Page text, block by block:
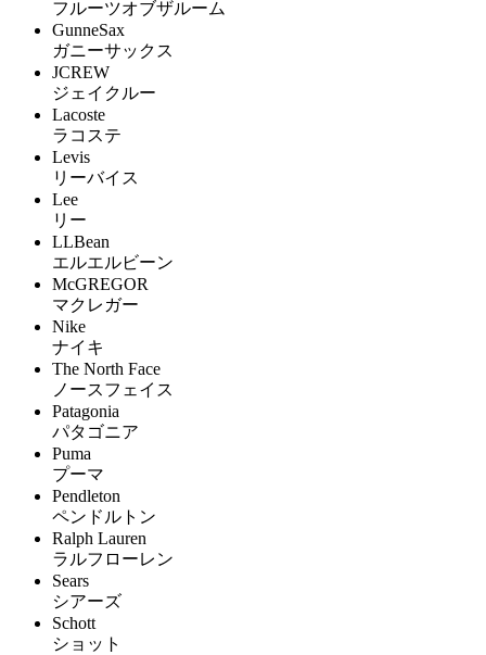
フルーツオブザルーム
GunneSax
ガニーサックス
JCREW
ジェイクルー
Lacoste
ラコステ
Levis
リーバイス
Lee
リー
LLBean
エルエルビーン
McGREGOR
マクレガー
Nike
ナイキ
The North Face
ノースフェイス
Patagonia
パタゴニア
Puma
プーマ
Pendleton
ペンドルトン
Ralph Lauren
ラルフローレン
Sears
シアーズ
Schott
ショット